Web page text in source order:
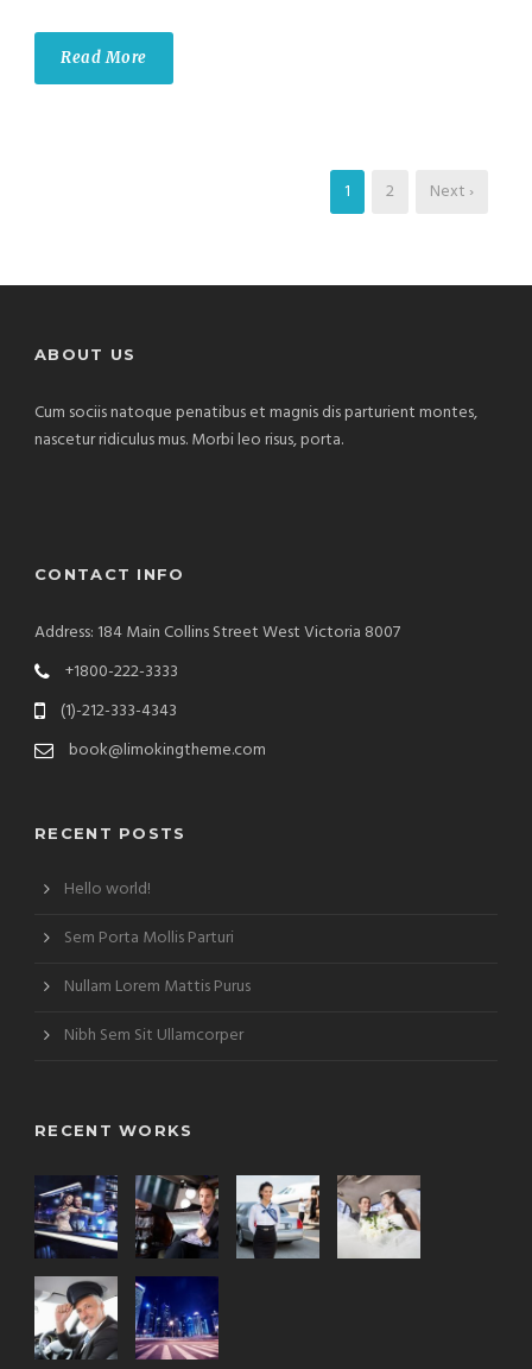
Read More
1 2 Next ›
ABOUT US
Cum sociis natoque penatibus et magnis dis parturient montes,
nascetur ridiculus mus. Morbi leo risus, porta.
CONTACT INFO
Address: 184 Main Collins Street West Victoria 8007
+1800-222-3333
(1)-212-333-4343
book@limokingtheme.com
RECENT POSTS
Hello world!
Sem Porta Mollis Parturi
Nullam Lorem Mattis Purus
Nibh Sem Sit Ullamcorper
RECENT WORKS